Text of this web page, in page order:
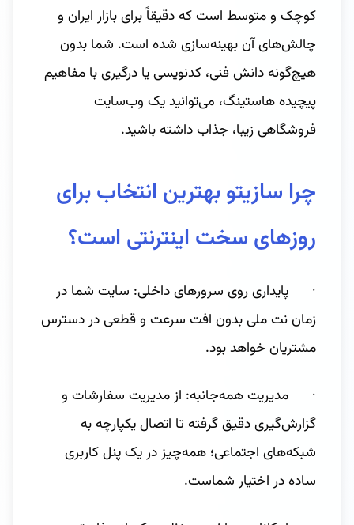
کوچک و متوسط است که دقیقاً برای بازار ایران و
چالش‌های آن بهینه‌سازی شده است. شما بدون
هیچ‌گونه دانش فنی، کدنویسی یا درگیری با مفاهیم
پیچیده هاستینگ، می‌توانید یک وب‌سایت
فروشگاهی زیبا، جذاب داشته باشید.
چرا سازیتو بهترین انتخاب برای
روزهای سخت اینترنتی است؟
· پایداری روی سرورهای داخلی: سایت شما در
زمان نت ملی بدون افت سرعت و قطعی در دسترس
مشتریان خواهد بود.
· مدیریت همه‌جانبه: از مدیریت سفارشات و
گزارش‌گیری دقیق گرفته تا اتصال یکپارچه به
شبکه‌های اجتماعی؛ همه‌چیز در یک پنل کاربری
ساده در اختیار شماست.